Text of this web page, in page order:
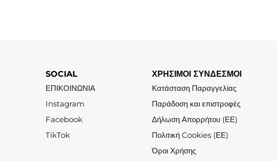
SOCIAL
ΕΠΙΚΟΙΝΩΝΙΑ
Instagram
Facebook
TikTok
ΧΡΗΣΙΜΟΙ ΣΥΝΔΕΣΜΟΙ
Κατάσταση Παραγγελίας
Παράδοση και επιστροφές
Δήλωση Απορρήτου (ΕΕ)
Πολιτική Cookies (ΕΕ)
Όροι Χρήσης